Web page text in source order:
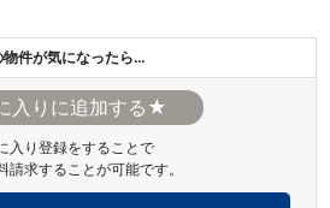
物件が気になったら…
★
入り登録をすることで
請求することが可能です。